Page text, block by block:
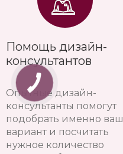
Помощь дизайн-
консультантов
Опытные дизайн-
консультанты помогут
подобрать именно ваш
вариант и посчитать
нужное количество